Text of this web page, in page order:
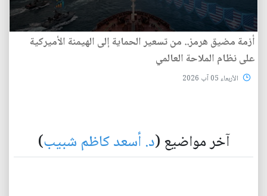
أزمة مضيق هرمز.. من تسعير الحماية إلى الهيمنة الأميركية
على نظام الملاحة العالمي
الأربعاء 05 آب 2026
آخر مواضيع (د. أسعد كاظم شبيب)